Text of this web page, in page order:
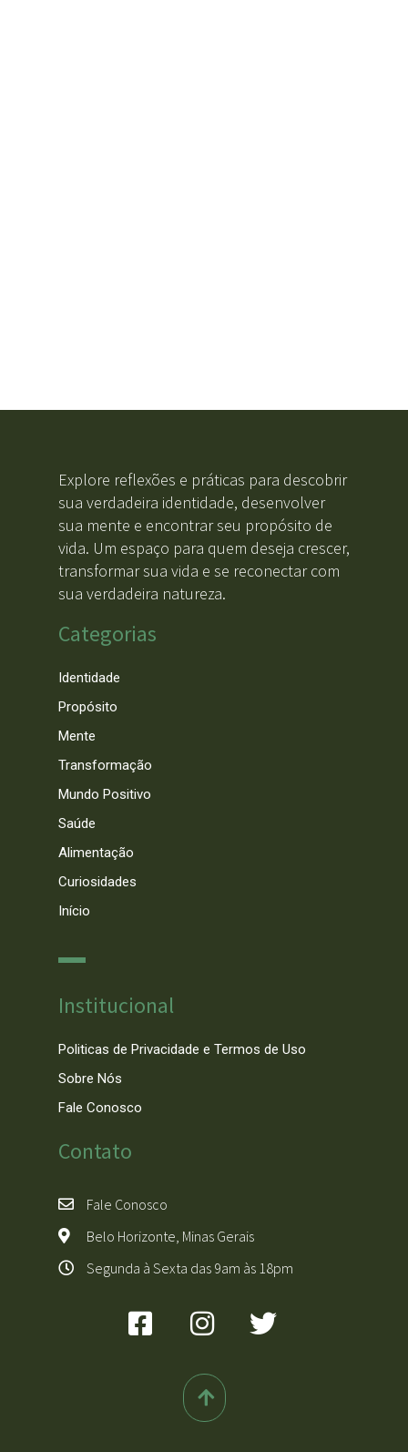
Explore reflexões e práticas para descobrir
sua verdadeira identidade, desenvolver
sua mente e encontrar seu propósito de
vida. Um espaço para quem deseja crescer,
transformar sua vida e se reconectar com
sua verdadeira natureza.
Categorias
Identidade
Propósito
Mente
Transformação
Mundo Positivo
Saúde
Alimentação
Curiosidades
Início
Institucional
Politicas de Privacidade e Termos de Uso
Sobre Nós
Fale Conosco
Contato
Fale Conosco
Belo Horizonte, Minas Gerais
Segunda à Sexta das 9am às 18pm